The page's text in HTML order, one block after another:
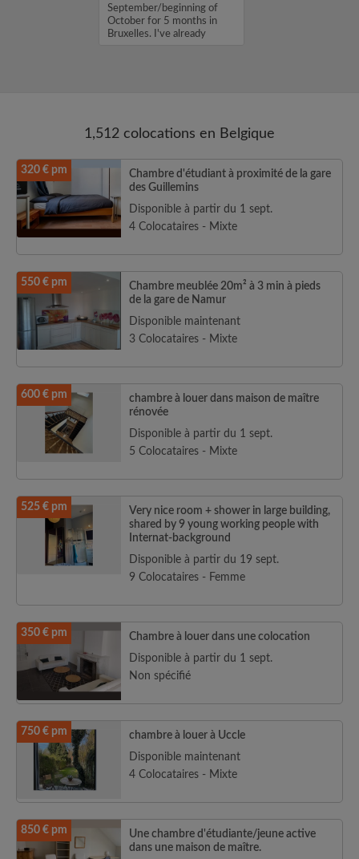
September/beginning of
October for 5 months in
Bruxelles. I've already
1,512 colocations en Belgique
320 € pm
Chambre d'étudiant à proximité de la gare
des Guillemins
Disponible à partir du 1 sept.
4 Colocataires - Mixte
550 € pm
Chambre meublée 20m² à 3 min à pieds
de la gare de Namur
Disponible maintenant
3 Colocataires - Mixte
600 € pm
chambre à louer dans maison de maître
rénovée
Disponible à partir du 1 sept.
5 Colocataires - Mixte
525 € pm
Very nice room + shower in large building,
shared by 9 young working people with
Internat-background
Disponible à partir du 19 sept.
9 Colocataires - Femme
350 € pm
Chambre à louer dans une colocation
Disponible à partir du 1 sept.
Non spécifié
750 € pm
chambre à louer à Uccle
Disponible maintenant
4 Colocataires - Mixte
850 € pm
Une chambre d'étudiante/jeune active
dans une maison de maître.